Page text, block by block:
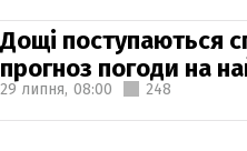
Дощі поступаються
прогноз погоди на
29 липня, 08:00 248